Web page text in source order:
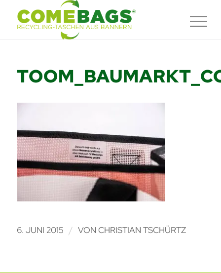
6. JUNI 2015 / VON CHRISTIAN TSCHÜRTZ